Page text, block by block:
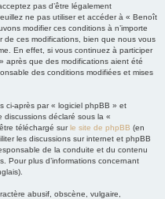
c
pas d’être légalement
ne pas utiliser et accéder à « Benoît
modifier ces conditions à n’importe
de ces modifications, bien que nous vous
En effet, si vous continuez à participer
après que des modifications aient été
des conditions modifiées et mises
ci-après par « logiciel phpBB » et
discussions déclaré sous la «
téléchargé surle site de phpBB (en
les discussions sur internet et phpBB
de la conduite et du contenu
Pour plus d’informations concernant
abusif, obscène, vulgaire,